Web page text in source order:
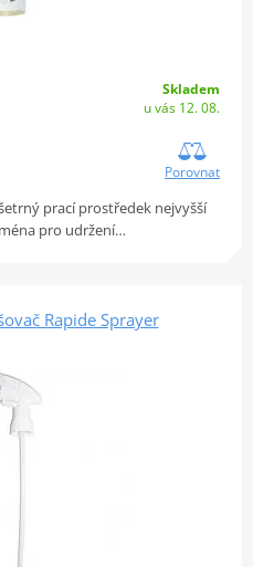
Skladem
u vás 12. 08.
Porovnat
prací prostředek nejvyšší
pro udržení…
Rapide Sprayer